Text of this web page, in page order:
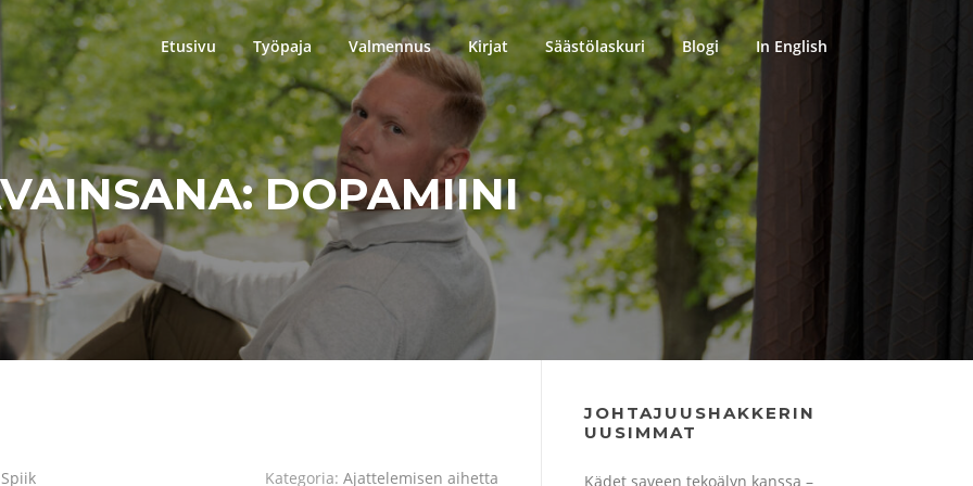
Etusivu Työpaja Valmennus Kirjat Säästölaskuri Blogi In English
DOPAMIINI
Kategoria: Ajattelemisen aihetta
JOHTAJUUSHAKKERIN
UUSIMMAT
Kädet saveen tekoälyn kanssa –